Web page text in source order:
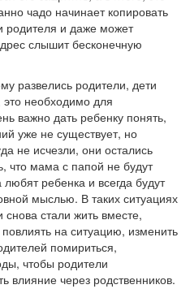
чадо начинает копировать
родителя и даже может
слышит бесконечную
развелись родители, дети
необходимо для
важно дать ребенку понять,
уже не существует, но
не исчезли, они остались
что мама с папой не будут
ребенка и всегда будут
мыслью. В таких ситуациях
стали жить вместе,
на ситуацию, изменить
помириться,
чтобы родители
влияние через родственников.